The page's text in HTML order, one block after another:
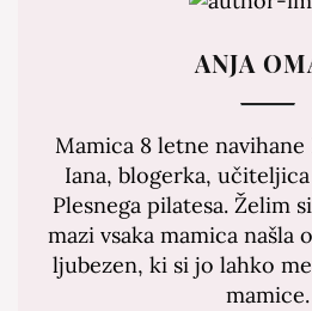
ANJA
Mamica 8 letne
Iana, blogerka,
Plesnega pilatesa. Želim
mazi vsaka mamica
ljubezen, ki si jo lahko
mamice.